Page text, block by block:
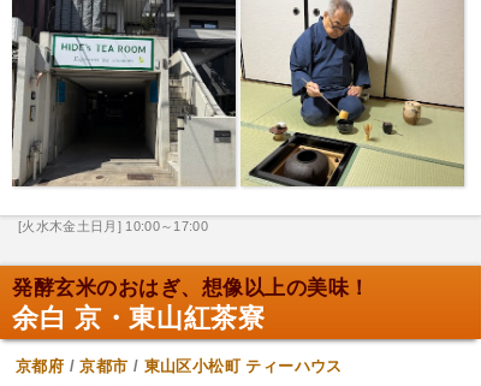
[火水木金土日月] 10:00～17:00
発酵玄米のおはぎ、想像以上の美味！
余白 京・東山紅茶寮
京都府 /京都市 / 東山区小松町 ティーハウス